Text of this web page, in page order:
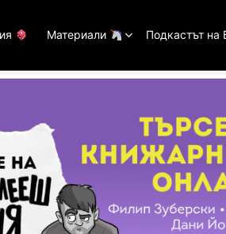
Материали Подкастът на